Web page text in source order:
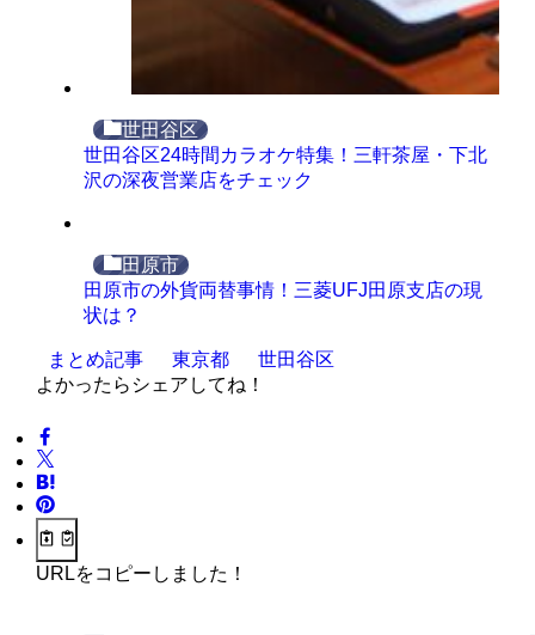
世田谷区
世田谷区24時間カラオケ特集！三軒茶屋・下北
沢の深夜営業店をチェック
田原市
田原市の外貨両替事情！三菱UFJ田原支店の現
状は？
まとめ記事 東京都
世田谷区
よかったらシェアしてね！
URLをコピーしました！